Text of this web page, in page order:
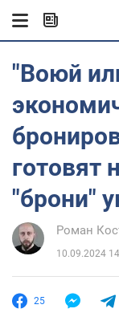
"Воюй
готовят
"брони"
Роман
10.09.2024
25